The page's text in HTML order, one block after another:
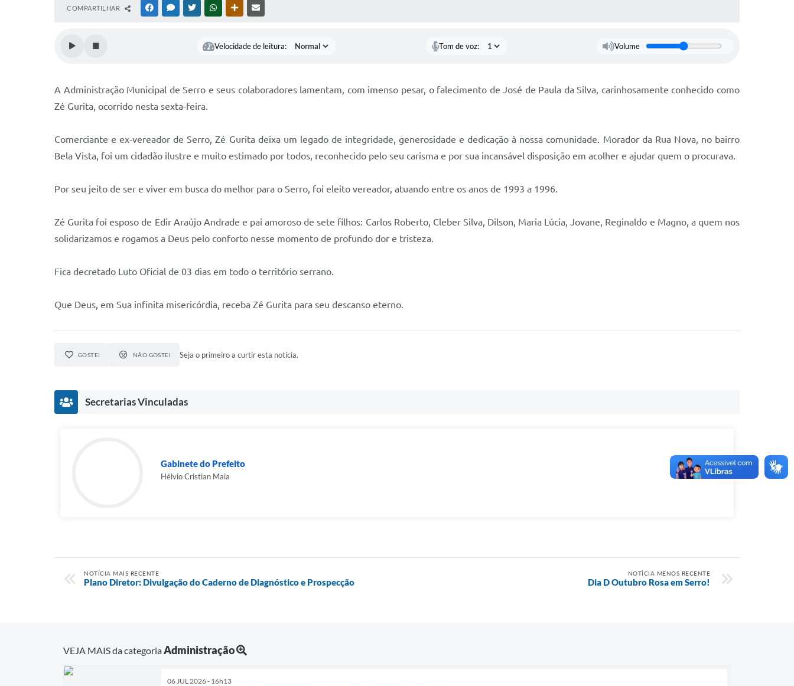
COMPARTILHAR FACEBOOKMESSENGER
TWITTERWHATSAPPOUTRAS MÍDIAS
Velocidade de leitura: Tom de voz: Volume
A Administração Municipal de Serro e seus colaboradores lamentam, com imenso pesar, o falecimento de José de Paula da Silva, carinhosamente conhecido como
Zé Gurita, ocorrido nesta sexta-feira.
Comerciante e ex-vereador de Serro, Zé Gurita deixa um legado de integridade, generosidade e dedicação à nossa comunidade. Morador da Rua Nova, no bairro
Bela Vista, foi um cidadão ilustre e muito estimado por todos, reconhecido pelo seu carisma e por sua incansável disposição em acolher e ajudar quem o procurava.
Por seu jeito de ser e viver em busca do melhor para o Serro, foi eleito vereador, atuando entre os anos de 1993 a 1996.
Zé Gurita foi esposo de Edir Araújo Andrade e pai amoroso de sete filhos: Carlos Roberto, Cleber Silva, Dilson, Maria Lúcia, Jovane, Reginaldo e Magno, a quem nos
solidarizamos e rogamos a Deus pelo conforto nesse momento de profundo dor e tristeza.
Fica decretado Luto Oficial de 03 dias em todo o território serrano.
Que Deus, em Sua infinita misericórdia, receba Zé Gurita para seu descanso eterno.
GOSTEI NÃO GOSTEI Seja o primeiro a curtir esta notícia.
Secretarias Vinculadas
Gabinete do Prefeito
Hélvio Cristian Maia
NOTÍCIA MAIS RECENTE
Plano Diretor: Divulgação do Caderno de Diagnóstico e Prospecção
NOTÍCIA MENOS RECENTE
Dia D Outubro Rosa em Serro!
VEJA MAIS da categoriaAdministração
06 JUL 2026 - 16h13